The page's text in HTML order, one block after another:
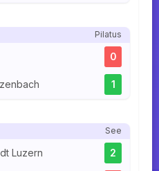
Pilatus
0
1
See
Luzern 2